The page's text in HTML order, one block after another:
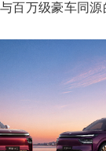
百万级豪车同源